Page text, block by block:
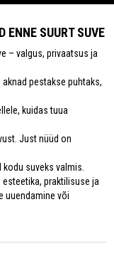
ENNE SUURT SUVE
– valgus, privaatsus ja
pestakse puhtaks,
kuidas tuua
Just nüüd on
suveks valmis.
praktilisuse ja
uuendamine või